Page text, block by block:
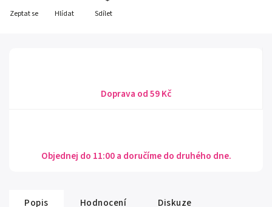
Zeptat se Hlídat Sdílet
Doprava od 59 Kč
Objednej do 11:00 a doručíme do druhého dne.
Popis Hodnocení Diskuze